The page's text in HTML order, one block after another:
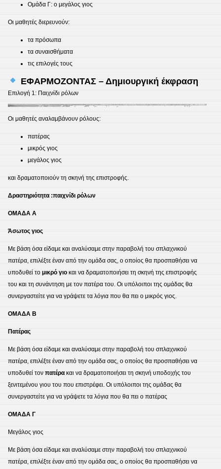
Ομάδα Γ: ο μεγάλος γιος
Οι μαθητές διερευνούν:
τα πρόσωπα
τα συναισθήματα
τις επιλογές τους
ΕΦΑΡΜΟΖΟΝΤΑΣ – Δημιουργική έκφραση
Επιλογή 1: Παιχνίδι ρόλων
Οι μαθητές αναλαμβάνουν ρόλους:
πατέρας
μικρός γιος
μεγάλος γιος
και δραματοποιούν τη σκηνή της επιστροφής.
Δραστηριότητα :παιχνίδι ρόλων
ΟΜΑΔΑ Α
Άσωτος γιος
Με βάση όσα είδαμε και αναλύσαμε στην παραβολή του σπλαχνικού
πατέρα, επιλέξτε έναν από την ομάδα σας, ο οποίος θα προσπαθήσει να
υποδυθεί το μικρό γιο και να δραματοποιήσει τη σκηνή της επιστροφής
του και τη συνάντηση με τον πατέρα του. Οι υπόλοιποι της ομάδας θα
συνεργαστείτε για να γράψετε τα λόγια που θα πει ο μικρός γιος.
ΟΜΑΔΑ Β
Πατέρας
Με βάση όσα είδαμε και αναλύσαμε στην παραβολή του σπλαχνικού
πατέρα, επιλέξτε έναν από την ομάδα σας, ο οποίος θα προσπαθήσει να
υποδυθεί τον πατέρα και να δραματοποιήσει τη σκηνή υποδοχής του
ξενιτεμένου γιου του που επιστρέφει. Οι υπόλοιποι της ομάδας θα
συνεργαστείτε για να γράψετε τα λόγια που θα πει ο πατέρας
ΟΜΑΔΑ Γ
Μεγάλος γιος
Με βάση όσα είδαμε και αναλύσαμε στην παραβολή του σπλαχνικού
πατέρα, επιλέξτε έναν από την ομάδα σας, ο οποίος θα προσπαθήσει να